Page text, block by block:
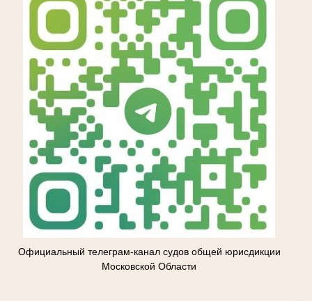
Официальный телеграм-канал судов общей юрисдикции
Московской Области